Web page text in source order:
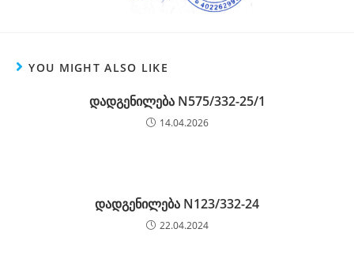
YOU MIGHT ALSO LIKE
დადგენილება N575/332-25/1
14.04.2026
დადგენილება N123/332-24
22.04.2024